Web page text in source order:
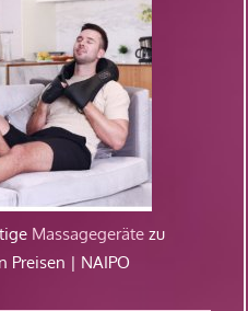
Massagegeräte zu
Preisen | NAIPO